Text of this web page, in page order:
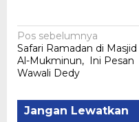
Navigasi
pos
Pos sebelumnya
Safari Ramadan di Masjid
Al-Mukminun, Ini Pesan
Wawali Dedy
Jangan Lewatkan